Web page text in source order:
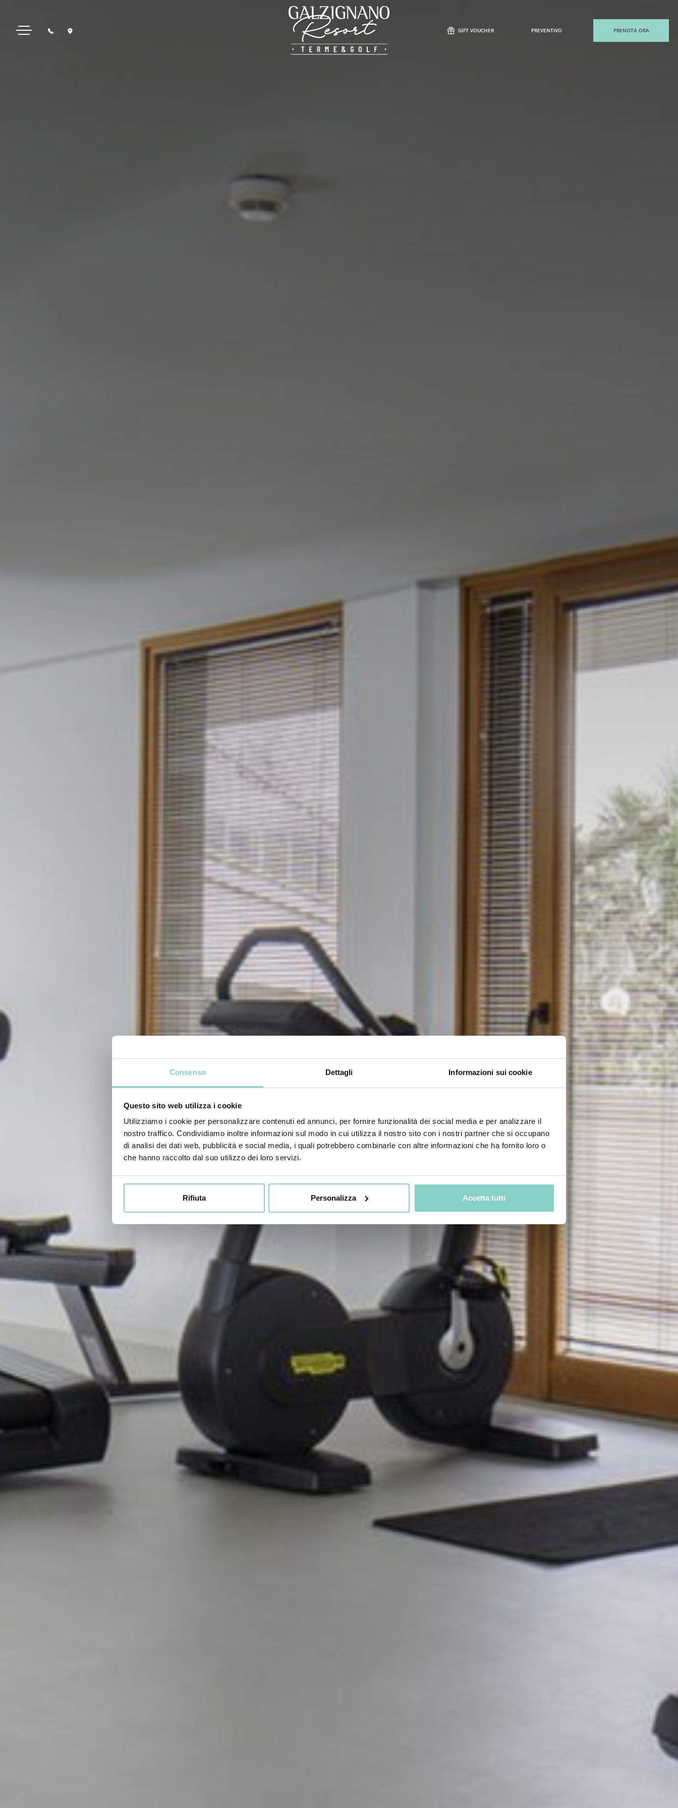
Consenso Dettagli Informazioni sui cookie
Questo sito web utilizza i cookie
Utilizziamo i cookie per personalizzare contenuti ed annunci, per fornire funzionalità dei social media e per analizzare il
nostro traffico. Condividiamo inoltre informazioni sul modo in cui utilizza il nostro sito con i nostri partner che si occupano
di analisi dei dati web, pubblicità e social media, i quali potrebbero combinarle con altre informazioni che ha fornito loro o
che hanno raccolto dal suo utilizzo dei loro servizi.
Rifiuta Personalizza Accetta tutti
GIFT VOUCHER PREVENTIVO PRENOTA ORA